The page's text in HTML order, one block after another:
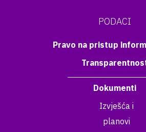
PODACI
Pravo na pristup
Dokumenti
Izvješća i
planovi